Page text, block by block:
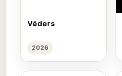
Vēders
2026